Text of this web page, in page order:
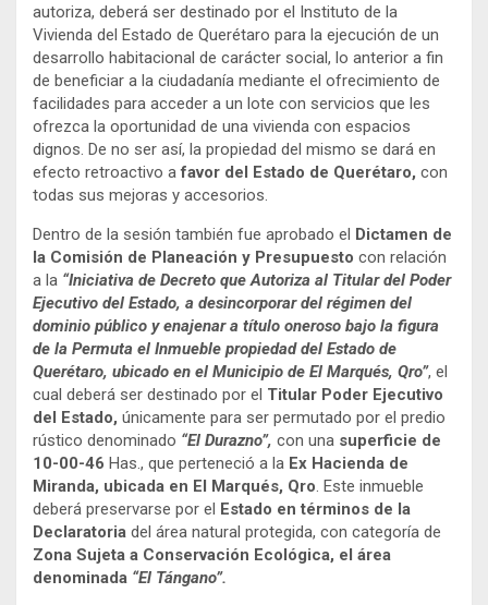
autoriza, deberá ser destinado por el Instituto de la
Vivienda del Estado de Querétaro para la ejecución de un
desarrollo habitacional de carácter social, lo anterior a fin
de beneficiar a la ciudadanía mediante el ofrecimiento de
facilidades para acceder a un lote con servicios que les
ofrezca la oportunidad de una vivienda con espacios
dignos. De no ser así, la propiedad del mismo se dará en
efecto retroactivo a favor del Estado de Querétaro, con
todas sus mejoras y accesorios.
Dentro de la sesión también fue aprobado el Dictamen de
la Comisión de Planeación y Presupuesto con relación
a la “Iniciativa de Decreto que Autoriza al Titular del Poder
Ejecutivo del Estado, a desincorporar del régimen del
dominio público y enajenar a título oneroso bajo la figura
de la Permuta el Inmueble propiedad del Estado de
Querétaro, ubicado en el Municipio de El Marqués, Qro”, el
cual deberá ser destinado por el Titular Poder Ejecutivo
del Estado, únicamente para ser permutado por el predio
rústico denominado “El Durazno”, con una superficie de
10-00-46 Has., que perteneció a la Ex Hacienda de
Miranda, ubicada en El Marqués, Qro . Este inmueble
deberá preservarse por el Estado en términos de la
Declaratoria del área natural protegida, con categoría de
Zona Sujeta a Conservación Ecológica, el área
denominada “El Tángano”.